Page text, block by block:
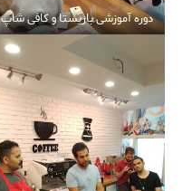
دوره آموزشی باریستا و کافی شاپ